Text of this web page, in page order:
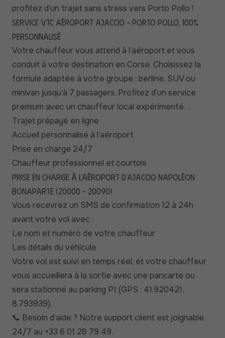
profitez d’un trajet sans stress vers Porto Pollo !
Service VTC aéroport Ajaccio – Porto Pollo, 100%
personnalisé
Votre chauffeur vous attend à l’aéroport et vous
conduit à votre destination en Corse. Choisissez la
formule adaptée à votre groupe : berline, SUV ou
minivan jusqu’à 7 passagers. Profitez d’un service
premium avec un chauffeur local expérimenté.
Trajet prépayé en ligne
Accueil personnalisé à l’aéroport
Prise en charge 24/7
Chauffeur professionnel et courtois
Prise en charge à l’aéroport d’Ajaccio Napoléon
Bonaparte (20000 – 20090)
Vous recevrez un SMS de confirmation 12 à 24h
avant votre vol avec :
Le nom et numéro de votre chauffeur
Les détails du véhicule
Votre vol est suivi en temps réel, et votre chauffeur
vous accueillera à la sortie avec une pancarte ou
sera stationné au parking P1 (GPS : 41.920421,
8.793939).
📞 Besoin d’aide ? Notre support client est joignable
24/7 au +33 6 01 28 79 49.